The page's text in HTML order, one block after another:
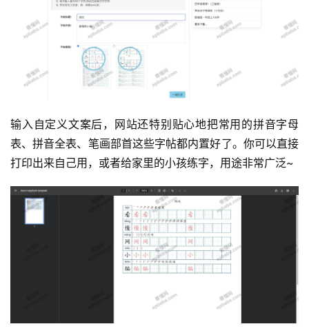
输入自定义文案后，网站还特别贴心地把常用的拼音字母
表、拼音全表、笔画部首这些字帖都内置好了。你可以直接
打印出来自己用，或者给家里的小孩练字，用途非常广泛~